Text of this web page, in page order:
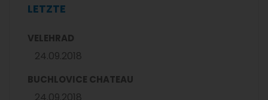
LETZTE
VELEHRAD
24.09.2018
BUCHLOVICE CHATEAU
24.09.2018